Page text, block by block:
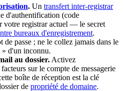
. Un transfert inter-registrar
d'authentification (code
votre registrar actuel — le secret
bureaux d'enregistrement.
de passe ; ne le collez jamais dans le
» d'un inconnu.
au dossier. Activez
sur le compte de messagerie
boîte de réception est la clé
de propriété de domaine.